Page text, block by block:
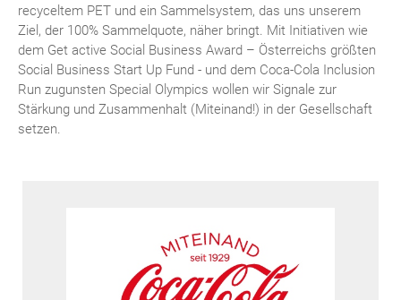
recyceltem PET und ein Sammelsystem, das uns unserem
Ziel, der 100% Sammelquote, näher bringt. Mit Initiativen wie
dem Get active Social Business Award – Österreichs größten
Social Business Start Up Fund - und dem Coca-Cola Inclusion
Run zugunsten Special Olympics wollen wir Signale zur
Stärkung und Zusammenhalt (Miteinand!) in der Gesellschaft
setzen.